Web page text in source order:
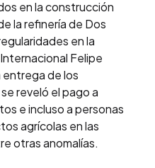
en la construcción
la refinería de Dos
en la
Felipe
entrega de los
reveló el pago a
e incluso a personas
agrícolas en las
otras anomalías.